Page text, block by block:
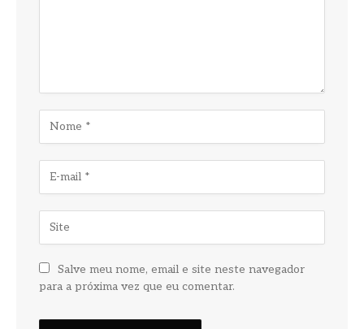
Salve meu nome, email e site neste navegador
para a próxima vez que eu comentar.